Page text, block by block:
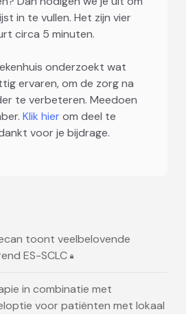
in te vullen. Het zijn vier
circa 5 minuten.
onderzoekt wat
ervaren, om de zorg na
te verbeteren. Meedoen
Klik hierom deel te
voor je bijdrage.
toont veelbelovende
ES-SCLC
in combinatie met
voor patiënten met lokaal